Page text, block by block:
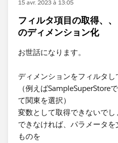
15 avr. 2023 à 13:05
フィルタ項目の取得、
のディメンション化
お世話になります。
ディメンションをフィルタ
（例えばSampleSuperStore
て関東を選択）
変数として取得できないでし
できなければ、パラメータ
ものを